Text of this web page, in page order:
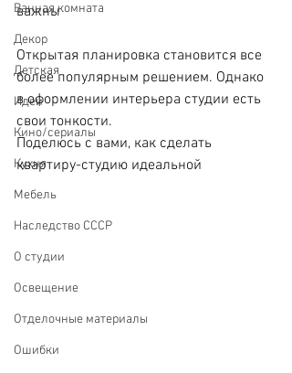
Ванная комната
Декор
Детская
Идеи
Кино/сериалы
Кухня
Мебель
Наследство СССР
О студии
Освещение
Отделочные материалы
Ошибки
важны
Открытая планировка становится все
более популярным решением. Однако
в оформлении интерьера студии есть
свои тонкости.
Поделюсь с вами, как сделать
квартиру-студию идеальной